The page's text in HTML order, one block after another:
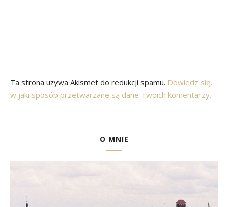
Ta strona używa Akismet do redukcji spamu. Dowiedz się,
w jaki sposób przetwarzane są dane Twoich komentarzy.
O MNIE